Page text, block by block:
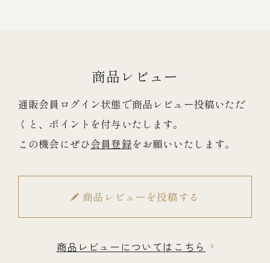
ご利用ガイド
商品レビュー
通販会員ログイン状態で商品レビュー投稿いただ
くと、ポイントを付与いたします。
この機会にぜひ会員登録をお願いいたします。
商品レビューを投稿する
商品レビューについてはこちら